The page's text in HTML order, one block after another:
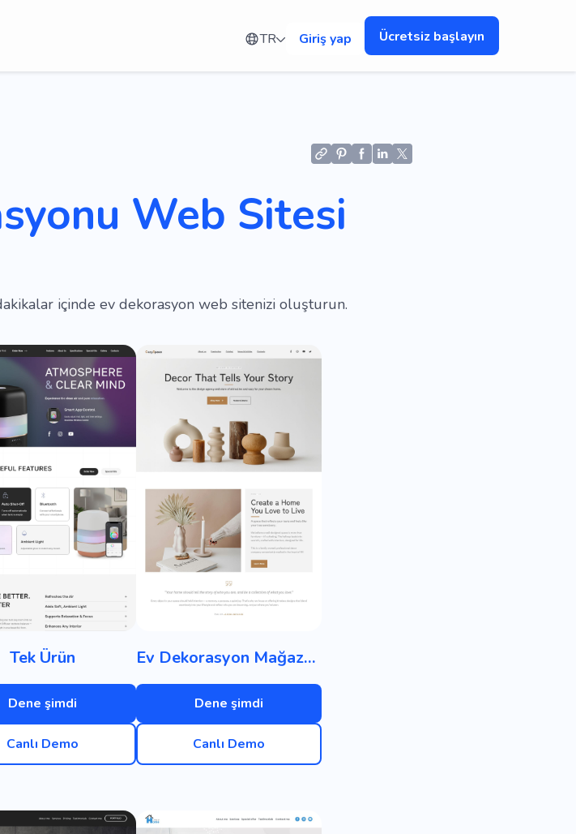
TR Giriş yap Ücretsiz başlayın
Web Sitesi
içinde ev dekorasyon web sitenizi oluşturun.
Tek Ürün
Dene şimdi
Canlı Demo
Ev Dekorasyon Mağazası
Dene şimdi
Canlı Demo